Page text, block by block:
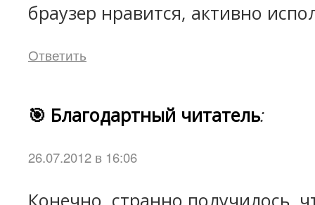
браузер нравится, активно
Ответить
🎯 Благодартный читатель:
26.07.2012 в 16:06
Конечно, странно получилось,